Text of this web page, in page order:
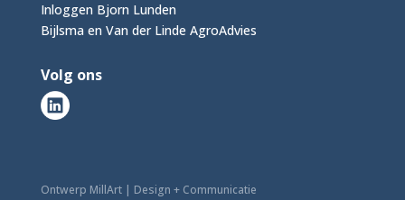
Inloggen Bjorn Lunden
Bijlsma en Van der Linde AgroAdvies
Volg ons
Ontwerp MillArt | Design + Communicatie